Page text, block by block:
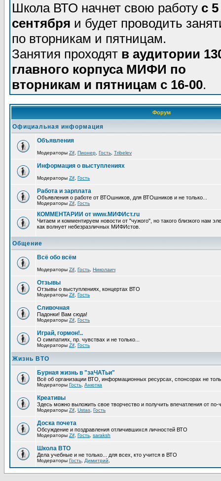
Школа ВТО начнет свою работу с 5
сентября и будет проводить
по вторникам и пятницам.
Занятия проходят в аудитории
главного корпуса МИФИ по
вторникам и пятницам с 16-00.
Форум
Официальная информация
Объявления
Модераторы Zif Пионер Гость Tribelev
Информация о выступлениях
Модераторы Zif Гость
Работа и зарплата
Объявления о работе от ВТОшников, для ВТОшников и не только...
Модераторы Zif Гость
КОММЕНТАРИИ от www.МИФИст.ru
Читаем и комментируем новости от "чужого", но такого близкого нам
как волнует небезразличных МИФИстов.
Общение
Всё обо всём
Модераторы Zif Гость Николаич
Отзывы
Отзывы о выступлениях, концертах ВТО
Модераторы Zif Гость
Сливочная
Падонки! Вам сюда!
Модераторы Zif Гость
Играй, гормон!..
О симпатиях, пр. чувствах и не только...
Модераторы Zif Гость
Жизнь ВТО
Бурная жизнь в "заЧАТьи"
Всё об организации ВТО, информационных ресурсах, спонсорах не
Модераторы Гость Анютка
Креативы
Здесь можно выложить свое творчество и получить впечатления от по-
Модераторы Zif Ustas Гость
Доска почета
Обсуждение и поздравления отличившихся личностей ВТО
Модераторы Zif Гость saraksh
Школа ВТО
Дела учебные и не только... для всех, кто учится в ВТО
Модераторы Гость Димитрий